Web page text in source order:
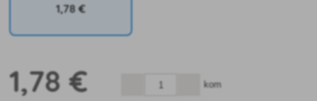
1,78 €
1,78 € kom